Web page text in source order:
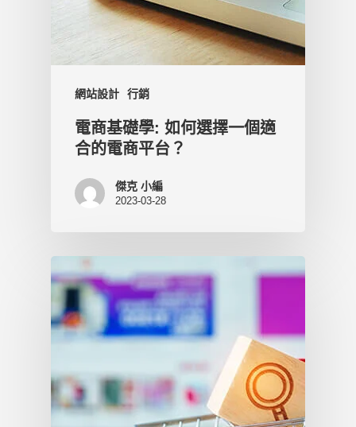
網站設計 行銷
電商基礎學: 如何選擇一個適
合的電商平台？
傑克 小編
2023-03-28